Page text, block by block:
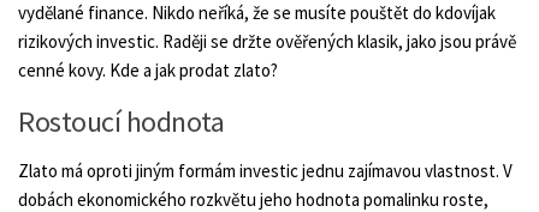
vydělané finance. Nikdo neříká, že se musíte pouštět do kdovíjak
rizikových investic. Raději se držte ověřených klasik, jako jsou právě
cenné kovy. Kde a jak prodat zlato?
Rostoucí hodnota
Zlato má oproti jiným formám investic jednu zajímavou vlastnost. V
dobách ekonomického rozkvětu jeho hodnota pomalinku roste,